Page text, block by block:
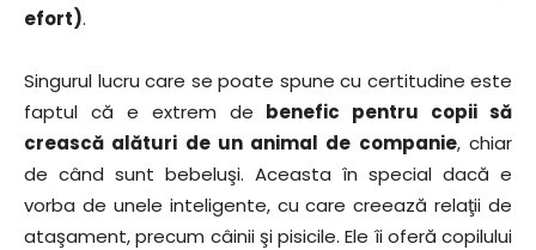
efort).
Singurul lucru care se poate spune cu certitudine este
faptul că e extrem de benefic pentru copii să
crească alături de un animal de companie, chiar
de când sunt bebeluşi. Aceasta în special dacă e
vorba de unele inteligente, cu care creează relaţii de
ataşament, precum câinii şi pisicile. Ele îi oferă copilului